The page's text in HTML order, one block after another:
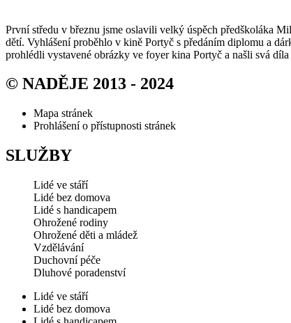
První středu v březnu jsme oslavili velký úspěch předškoláka
dětí. Vyhlášení proběhlo v kině Portyč s předáním diplomu a
prohlédli vystavené obrázky ve foyer kina Portyč a našli svá
© NADĚJE 2013 - 2024
Mapa stránek
Prohlášení o přístupnosti stránek
SLUŽBY
Lidé ve stáří
Lidé bez domova
Lidé s handicapem
Ohrožené rodiny
Ohrožené děti a mládež
Vzdělávání
Duchovní péče
Dluhové poradenství
Lidé ve stáří
Lidé bez domova